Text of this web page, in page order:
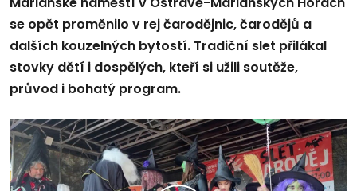
se opět proměnilo v rej čarodějnic, čarodějů a
dalších kouzelných bytostí. Tradiční slet přilákal
stovky dětí i dospělých, kteří si užili soutěže,
průvod i bohatý program.